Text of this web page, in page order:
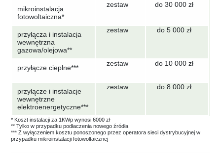
mikroinstalacja
fotowoltaiczna*
zestaw do 30 000 zł
przyłącza i instalacja
wewnętrzna
gazowa/olejowa**
zestaw do 5 000 zł
przyłącze cieplne***
zestaw do 10 000 zł
przyłącze i instalacje
wewnętrzne
elektroenergetyczne***
zestaw do 8 000 zł
* Koszt instalacji za 1KWp wynosi 6000 zł
** Tylko w przypadku podłaczenia nowego źródła
*** Z wyłączeniem kosztu ponoszonego przez operatora sieci dystrybucyjnej w
przypadku mikroinstalacji fotowoltaicznej